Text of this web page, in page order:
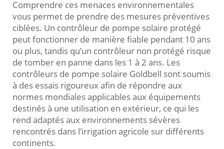
Comprendre ces menaces environnementales
vous permet de prendre des mesures préventives
ciblées. Un contrôleur de pompe solaire protégé
peut fonctionner de manière fiable pendant 10 ans
ou plus, tandis qu’un contrôleur non protégé risque
de tomber en panne dans les 1 à 2 ans. Les
contrôleurs de pompe solaire Goldbell sont soumis
à des essais rigoureux afin de répondre aux
normes mondiales applicables aux équipements
destinés à une utilisation en extérieur, ce qui les
rend adaptés aux environnements sévères
rencontrés dans l’irrigation agricole sur différents
continents.